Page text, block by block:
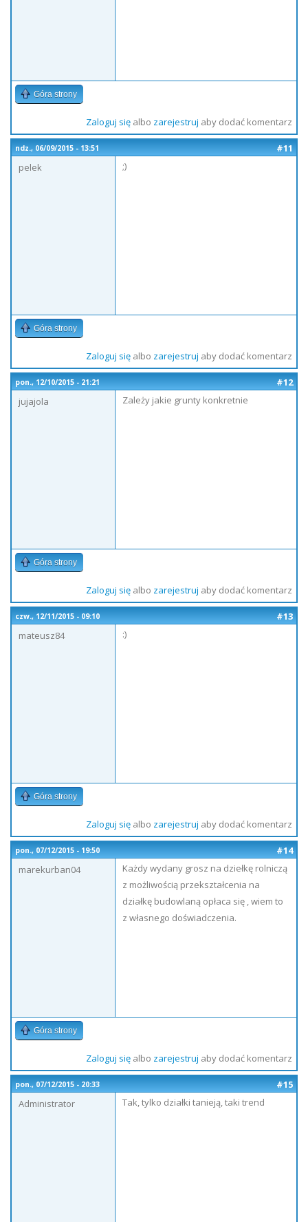
Góra strony
Zaloguj sięalbo zarejestruj aby dodać komentarz
ndz., 06/09/2015 - 13:51
#11
pelek
;)
Góra strony
Zaloguj sięalbo zarejestruj aby dodać komentarz
pon., 12/10/2015 - 21:21
#12
jujajola
Zależy jakie grunty konkretnie
Góra strony
Zaloguj sięalbo zarejestruj aby dodać komentarz
czw., 12/11/2015 - 09:10
#13
mateusz84
:)
Góra strony
Zaloguj sięalbo zarejestruj aby dodać komentarz
pon., 07/12/2015 - 19:50
#14
marekurban04
Każdy wydany grosz na dziełkę rolniczą
z możliwością przekształcenia na
działkę budowlaną opłaca się , wiem to
z własnego doświadczenia.
Góra strony
Zaloguj sięalbo zarejestruj aby dodać komentarz
pon., 07/12/2015 - 20:33
#15
Administrator
Tak, tylko działki tanieją, taki trend